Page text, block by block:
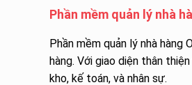
Phần mềm quản lý nhà
Phần mềm quản lý nhà hàng
hàng. Với giao diện thân
kho, kế toán, và nhân sự.